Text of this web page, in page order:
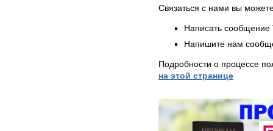
Связаться с нами вы
Написать
Напишите нам
Подробности о процессе
на этой странице